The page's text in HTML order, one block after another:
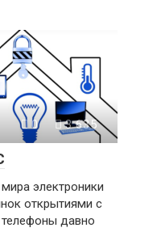
0 3 635
электроники
открытиями с
давно